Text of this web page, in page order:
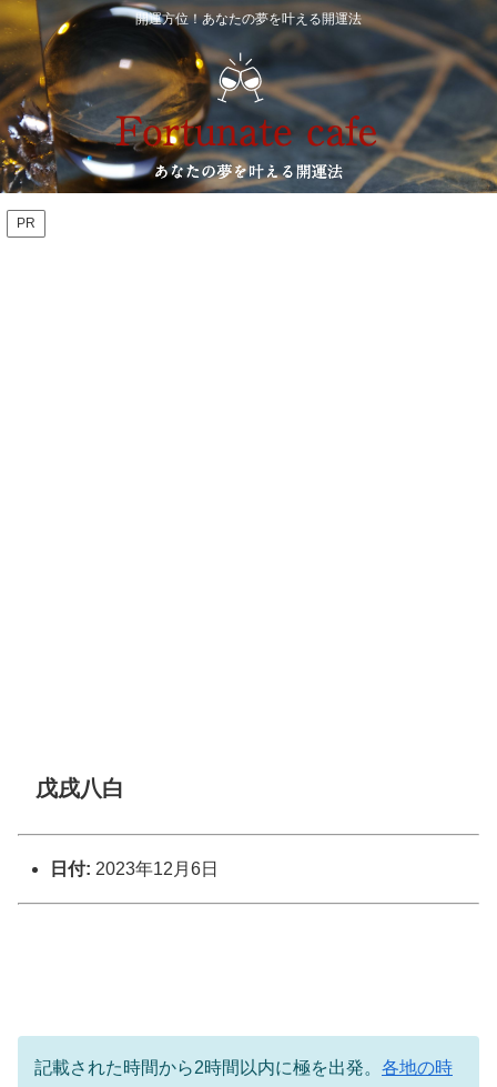
開運方位！あなたの夢を叶える開運法
PR
戊戌八白
日付: 2023年12月6日
記載された時間から2時間以内に極を出発。 各地の時